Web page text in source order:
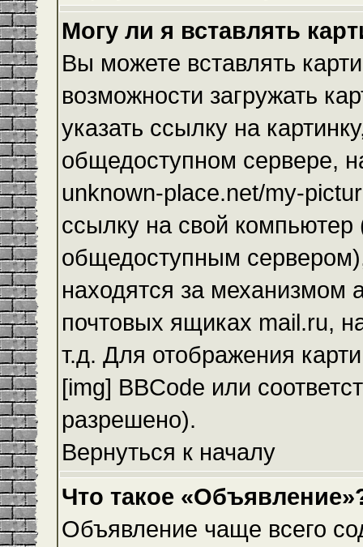
Могу ли я вставлять
Вы можете вставлять
возможности загружать
указать ссылку на
общедоступном сервере,
unknown-place.net/my-
ссылку на свой компьютер
общедоступным
находятся за механизмом
почтовых ящиках mail.ru,
т.д. Для отображения
[img] BBCode или
разрешено).
Вернуться к началу
Что такое
Объявление чаще всего